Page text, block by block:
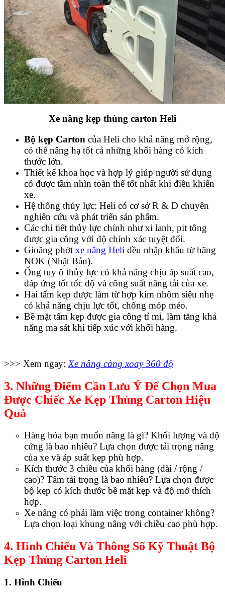
Xe nâng kẹp thùng carton Heli
Bộ kẹp Carton của Heli cho khả năng mở rộng,
có thể nâng hạ tốt cả những khối hàng có kích
thước lớn.
Thiết kế khoa học và hợp lý giúp người sử dụng
có được tầm nhìn toàn thể tốt nhất khi điều khiển
xe.
Hệ thống thủy lực: Heli có cơ sở R & D chuyên
nghiên cứu và phát triển sản phẩm.
Các chi tiết thủy lực chính như xi lanh, pit tông
được gia công với độ chính xác tuyệt đối.
Gioăng phớt xe nâng Heli đều nhập khẩu từ hãng
NOK (Nhật Bản).
Ống tuy ô thủy lực có khả năng chịu áp suất cao,
đáp ứng tốt tốc độ và công suất nâng tải của xe.
Hai tấm kẹp được làm từ hợp kim nhôm siêu nhẹ
có khả năng chịu lực tốt, chống móp méo.
Bề mặt tấm kẹp được gia công tỉ mỉ, làm tăng khả
năng ma sát khi tiếp xúc với khối hàng.
>>> Xem ngay: Xe nâng càng xoay 360 độ
3. Những Điểm Cần Lưu Ý Để Chọn Mua
Được Chiếc Xe Kẹp Thùng Carton Hiệu
Quả
Hàng hóa bạn muốn nâng là gì? Khối lượng và độ
cứng là bao nhiêu? Lựa chọn được tải trọng nâng
của xe và áp suất kẹp phù hợp.
Kích thước 3 chiều của khối hàng (dài / rộng /
cao)? Tâm tải trọng là bao nhiêu? Lựa chọn được
bộ kẹp có kích thước bề mặt kẹp và độ mở thích
hợp.
Xe nâng có phải làm việc trong container không?
Lựa chọn loại khung nâng với chiều cao phù hợp.
4. Hình Chiếu Và Thông Số Kỹ Thuật Bộ
Kẹp Thùng Carton Heli
1. Hình Chiếu